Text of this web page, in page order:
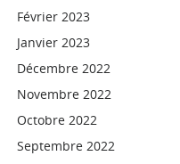
Février 2023
Janvier 2023
Décembre 2022
Novembre 2022
Octobre 2022
Septembre 2022